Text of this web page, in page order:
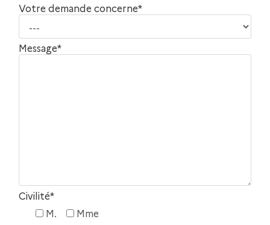
Votre demande concerne*
Message*
Civilité*
M.
Mme